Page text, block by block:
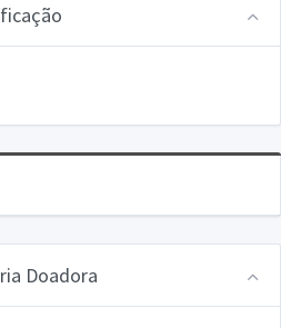
Doadora